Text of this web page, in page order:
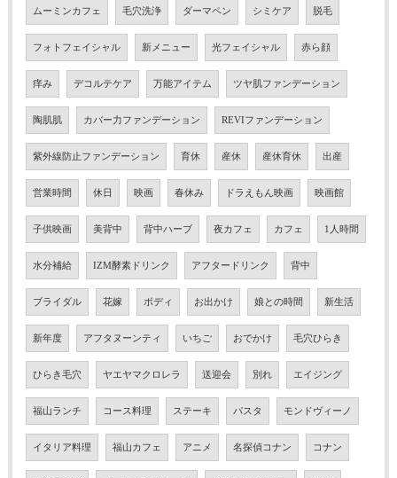
ムーミンカフェ 毛穴洗浄 ダーマペン シミケア 脱毛
フォトフェイシャル 新メニュー 光フェイシャル 赤ら顔
痒み デコルテケア 万能アイテム ツヤ肌ファンデーション
陶肌肌 カバー力ファンデーション REVIファンデーション
紫外線防止ファンデーション 育休 産休 産休育休 出産
営業時間 休日 映画 春休み ドラえもん映画 映画館
子供映画 美背中 背中ハーブ 夜カフェ カフェ 1人時間
水分補給 IZM酵素ドリンク アフタードリンク 背中
ブライダル 花嫁 ボディ お出かけ 娘との時間 新生活
新年度 アフタヌーンティ いちご おでかけ 毛穴ひらき
ひらき毛穴 ヤエヤマクロレラ 送迎会 別れ エイジング
福山ランチ コース料理 ステーキ パスタ モンドヴィーノ
イタリア料理 福山カフェ アニメ 名探偵コナン コナン